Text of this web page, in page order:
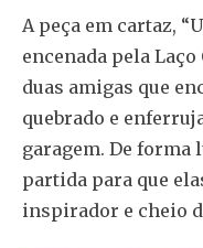
A peça em cartaz,
encenada pela
duas amigas que
quebrado e
garagem. De forma
partida para que
inspirador e cheio